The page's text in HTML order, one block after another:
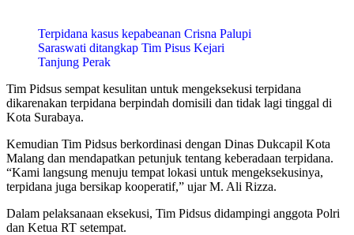
Terpidana kasus kepabeanan Crisna Palupi
Saraswati ditangkap Tim Pisus Kejari
Tanjung Perak
Tim Pidsus sempat kesulitan untuk mengeksekusi terpidana
dikarenakan terpidana berpindah domisili dan tidak lagi tinggal di
Kota Surabaya.
Kemudian Tim Pidsus berkordinasi dengan Dinas Dukcapil Kota
Malang dan mendapatkan petunjuk tentang keberadaan terpidana.
“Kami langsung menuju tempat lokasi untuk mengeksekusinya,
terpidana juga bersikap kooperatif,” ujar M. Ali Rizza.
Dalam pelaksanaan eksekusi, Tim Pidsus didampingi anggota Polri
dan Ketua RT setempat.